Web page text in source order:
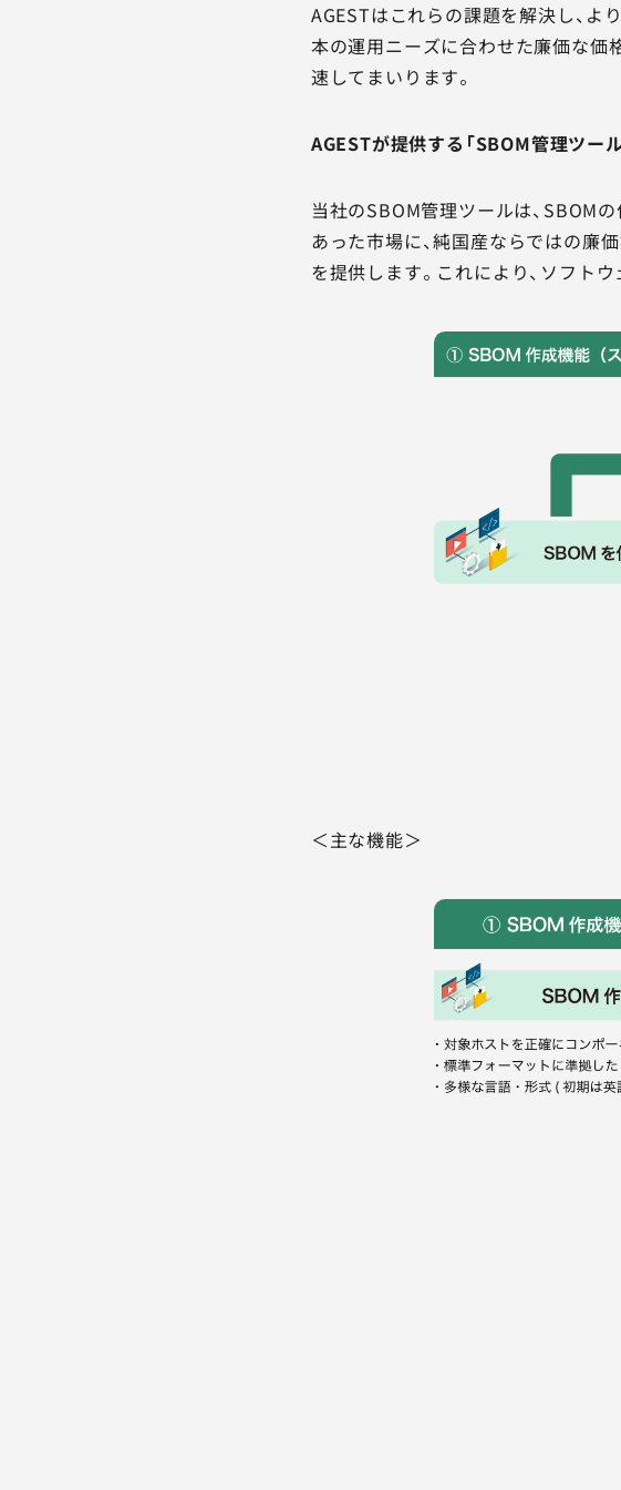
AGESTはこれらの課題を解決し、よ
本の運用ニーズに合わせた廉価な価
速してまいります。
AGESTが提供する「SBOM管理ツー
当社のSBOM管理ツールは、SBOM
あった市場に、純国産ならではの廉
を提供します。これにより、ソフト
＜主な機能＞